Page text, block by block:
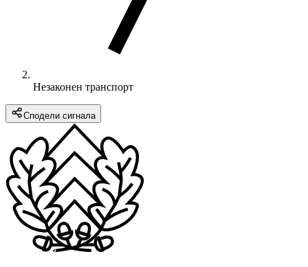
Незаконен транспорт
Сподели сигнала